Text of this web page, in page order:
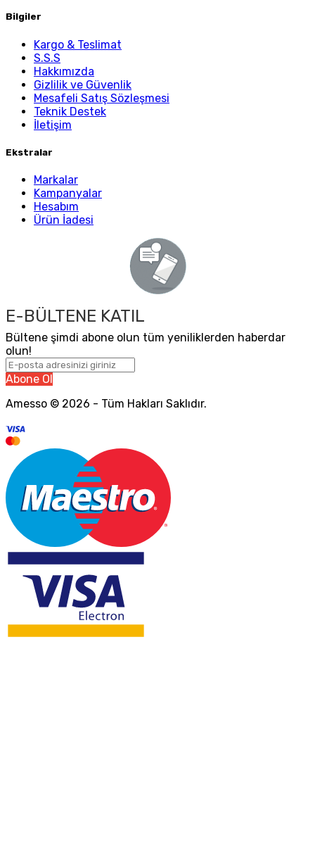
Bilgiler
Kargo & Teslimat
S.S.S
Hakkımızda
Gizlilik ve Güvenlik
Mesafeli Satış Sözleşmesi
Teknik Destek
İletişim
Ekstralar
Markalar
Kampanyalar
Hesabım
Ürün İadesi
E-BÜLTENE KATIL
Bültene şimdi abone olun tüm yeniliklerden haberdar
olun!
Abone Ol
Amesso © 2026 - Tüm Hakları Saklıdır.